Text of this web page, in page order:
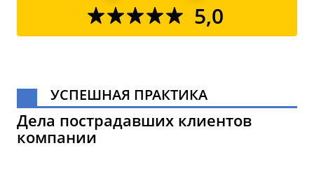
5,0
УСПЕШНАЯ ПРАКТИКА
Дела пострадавших клиентов
компании